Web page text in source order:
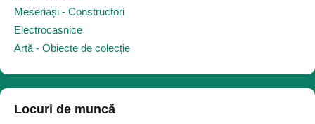
Meseriași - Constructori
Electrocasnice
Artă - Obiecte de colecție
Locuri de muncă